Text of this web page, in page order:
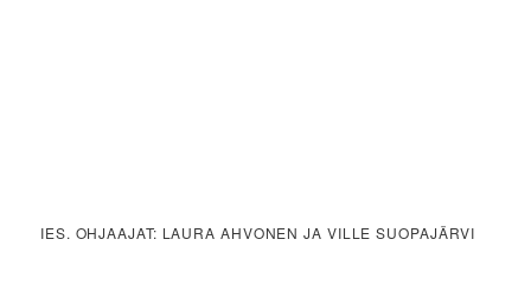
IES. OHJAAJAT: LAURA AHVONEN JA VILLE SUOPAJÄRVI